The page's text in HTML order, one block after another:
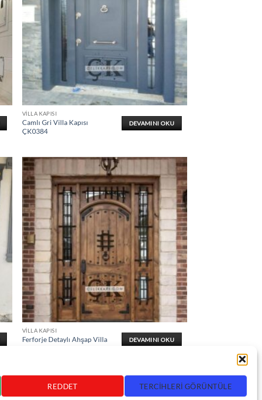
REDDET TERCIHLERI GÖRÜNTÜLE
VILLA KAPISI
Camlı Gri Villa Kapısı
ÇK0384
DEVAMINI OKU
VILLA KAPISI
Ferforje Detaylı Ahşap Villa
DEVAMINI OKU